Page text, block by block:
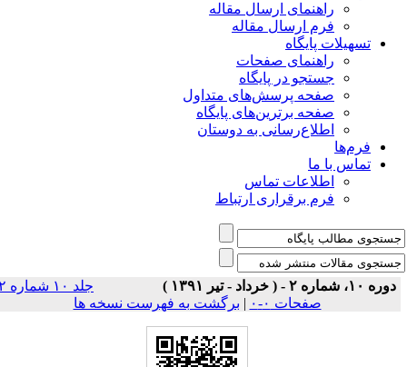
راهنمای ارسال مقاله
فرم ارسال مقاله
تسهیلات پایگاه
راهنمای صفحات
جستجو در پایگاه
صفحه پرسش‌های متداول
صفحه برترین‌های پایگاه
اطلاع‌رسانی به دوستان
فرم‌ها
تماس با ما
اطلاعات تماس
فرم برقراری ارتباط
دوره ۱۰، شماره ۲ - ( خرداد - تیر ۱۳۹۱ )
جلد ۱۰ شماره ۲
صفحات ۰-۰
| برگشت به فهرست نسخه ها